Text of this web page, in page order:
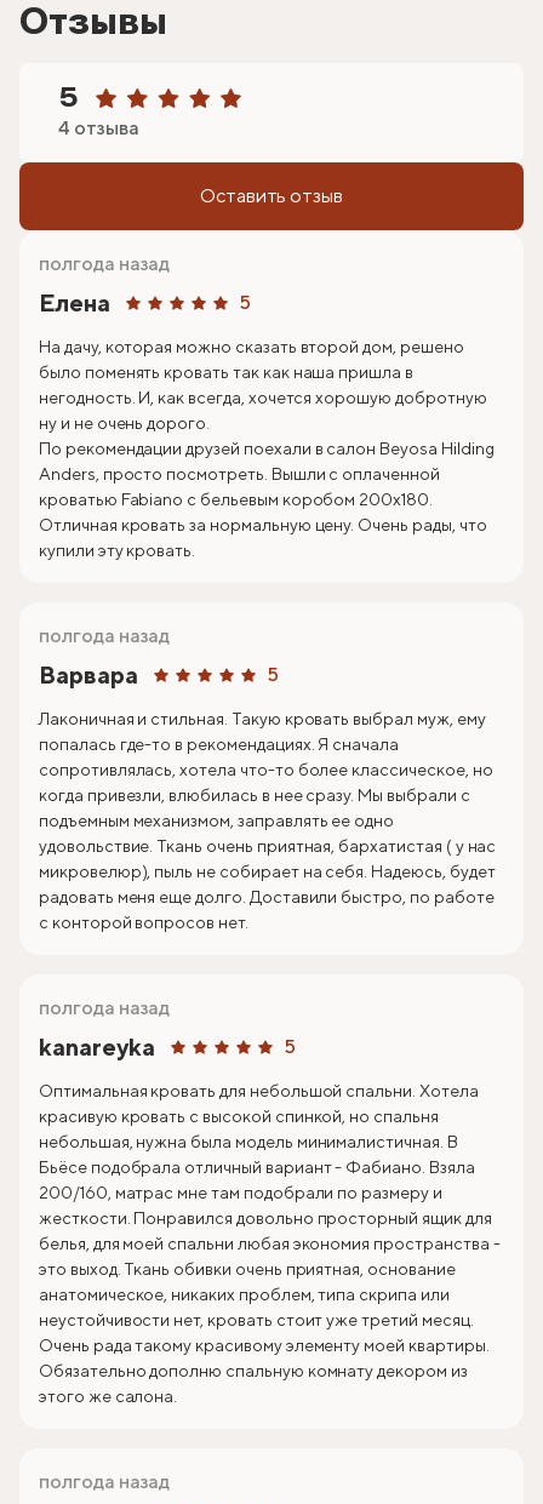
Отзывы
5
4 отзыва
Оставить отзыв
Елена 5
полгода назад
На дачу, которая можно сказать второй дом, решено
было поменять кровать так как наша пришла в
негодность. И, как всегда, хочется хорошую добротную
ну и не очень дорого.
По рекомендации друзей поехали в салон Beyosa Hilding
Anders, просто посмотреть. Вышли с оплаченной
кроватью Fabiano с бельевым коробом 200х180.
Отличная кровать за нормальную цену. Очень рады, что
купили эту кровать.
Варвара 5
полгода назад
Лаконичная и стильная. Такую кровать выбрал муж, ему
попалась где-то в рекомендациях. Я сначала
сопротивлялась, хотела что-то более классическое, но
когда привезли, влюбилась в нее сразу. Мы выбрали с
подъемным механизмом, заправлять ее одно
удовольствие. Ткань очень приятная, бархатистая ( у нас
микровелюр), пыль не собирает на себя. Надеюсь, будет
радовать меня еще долго. Доставили быстро, по работе
с конторой вопросов нет.
kanareyka 5
полгода назад
Оптимальная кровать для небольшой спальни. Хотела
красивую кровать с высокой спинкой, но спальня
небольшая, нужна была модель минималистичная. В
Бьёсе подобрала отличный вариант - Фабиано. Взяла
200/160, матрас мне там подобрали по размеру и
жесткости. Понравился довольно просторный ящик для
белья, для моей спальни любая экономия пространства -
это выход. Ткань обивки очень приятная, основание
анатомическое, никаких проблем, типа скрипа или
неустойчивости нет, кровать стоит уже третий месяц.
Очень рада такому красивому элементу моей квартиры.
Обязательно дополню спальную комнату декором из
этого же салона.
полгода назад